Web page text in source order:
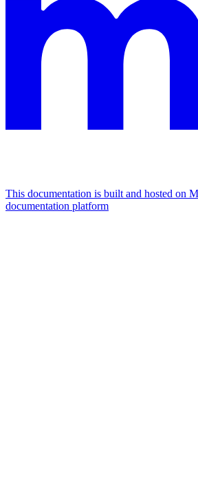
This documentation is built and hosted on
documentation platform